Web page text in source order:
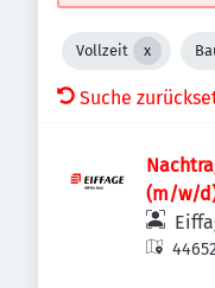
Vollzeit
Suche
(m/w/